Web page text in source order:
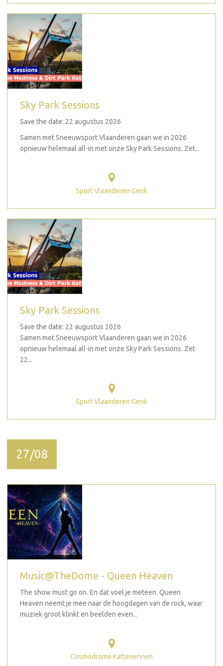
Sky Park Sessions
Save the date: 22 augustus 2026
Samen met Sneeuwsport Vlaanderen gaan we in 2026
opnieuw helemaal all-in met onze Sky Park Sessions. Zet...
Sport Vlaanderen Genk
Sky Park Sessions
Save the date: 22 augustus 2026
Samen met Sneeuwsport Vlaanderen gaan we in 2026
opnieuw helemaal all-in met onze Sky Park Sessions. Zet
22...
Sport Vlaanderen Genk
27/08
Music@TheDome - Queen Heaven
The show must go on. En dat voel je meteen. Queen
Heaven neemt je mee naar de hoogdagen van de rock, waar
muziek groot klinkt en beelden even...
Cosmodrome Kattevennen